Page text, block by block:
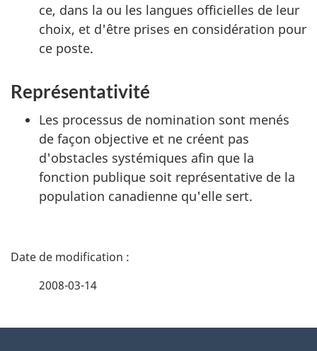
ce, dans la ou les langues officielles de leur
choix, et d'être prises en considération pour
ce poste.
Représentativité
Les processus de nomination sont menés
de façon objective et ne créent pas
d'obstacles systémiques afin que la
fonction publique soit représentative de la
population canadienne qu'elle sert.
D
2008-03-14